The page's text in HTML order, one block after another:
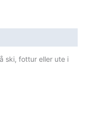
ski, fottur eller ute i